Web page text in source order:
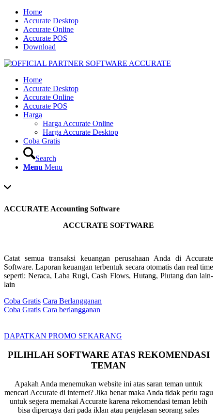
Home
Accurate Desktop
Accurate Online
Accurate POS
Download
Home
Accurate Desktop
Accurate Online
Accurate POS
Harga
Harga Accurate Online
Harga Accurate Desktop
Coba Gratis
Search
Menu Menu
ACCURATE Accounting Software
ACCURATE SOFTWARE
Catat semua transaksi keuangan perusahaan Anda di Accurate
Software. Laporan keuangan terbentuk secara otomatis dan real time
seperti: Neraca, Laba Rugi, Cash Flows, Hutang, Piutang dan lain-
lain
Coba Gratis Cara Berlangganan
Coba Gratis Cara berlangganan
DAPATKAN PROMO SEKARANG
PILIHLAH SOFTWARE ATAS REKOMENDASI
TEMAN
Apakah Anda menemukan website ini atas saran teman untuk
mencari Accurate di internet? Jika benar maka Anda tidak perlu ragu
untuk segera memakai Accurate karena rekomendasi teman lebih
bisa dipercaya dari pada iklan atau penjelasan seorang sales